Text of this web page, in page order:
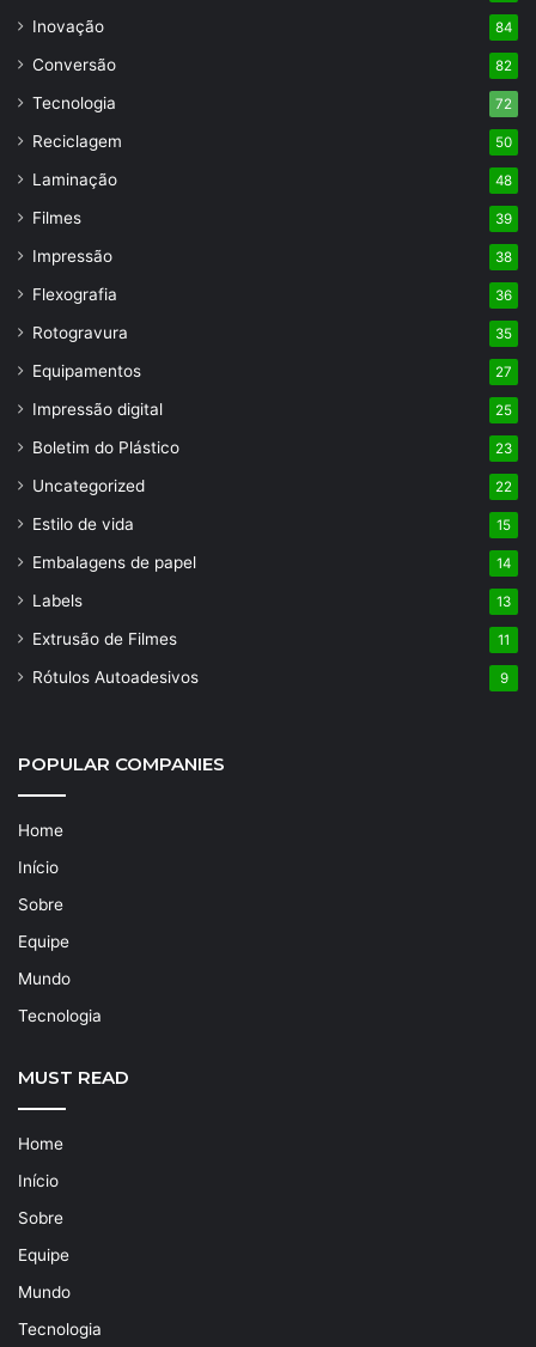
Inovação 84
Conversão 82
Tecnologia 72
Reciclagem 50
Laminação 48
Filmes 39
Impressão 38
Flexografia 36
Rotogravura 35
Equipamentos 27
Impressão digital 25
Boletim do Plástico 23
Uncategorized 22
Estilo de vida 15
Embalagens de papel 14
Labels 13
Extrusão de Filmes 11
Rótulos Autoadesivos 9
POPULAR COMPANIES
Home
Início
Sobre
Equipe
Mundo
Tecnologia
MUST READ
Home
Início
Sobre
Equipe
Mundo
Tecnologia